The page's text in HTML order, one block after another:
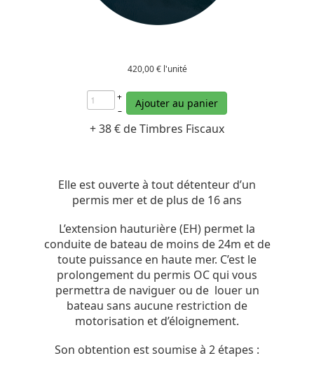
420,00 € l'unité
+
–
Ajouter au panier
+ 38 € de Timbres Fiscaux
Elle est ouverte à tout détenteur d’un
permis mer et de plus de 16 ans
L’extension hauturière (EH) permet la
conduite de bateau de moins de 24m et de
toute puissance en haute mer. C’est le
prolongement du permis OC qui vous
permettra de naviguer ou de louer un
bateau sans aucune restriction de
motorisation et d’éloignement.
Son obtention est soumise à 2 étapes :